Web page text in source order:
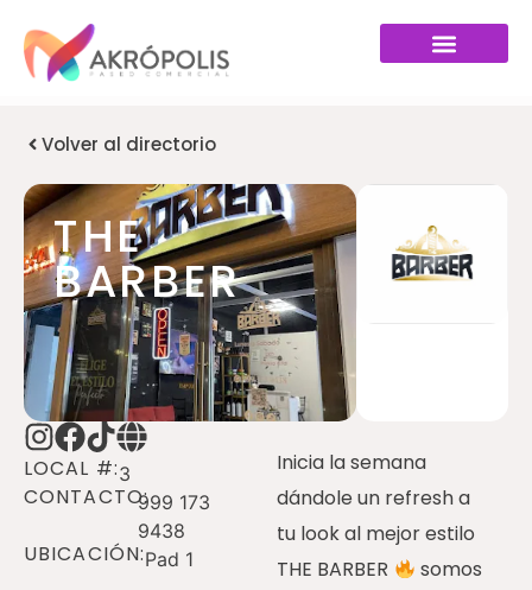
Volver al directorio
THE
BARBER
LOCAL #:3
CONTACTO:999 173
9438
UBICACIÓN:Pad 1
Inicia la semana
dándole un refresh a
tu look al mejor estilo
THE BARBER
somos